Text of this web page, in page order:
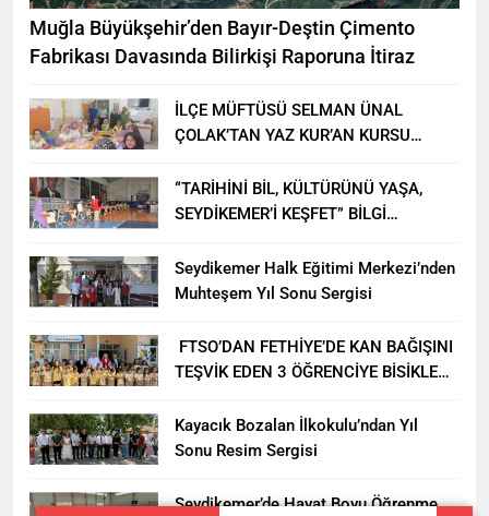
Muğla Büyükşehir’den Bayır-Deştin Çimento
Fabrikası Davasında Bilirkişi Raporuna İtiraz
İLÇE MÜFTÜSÜ SELMAN ÜNAL
ÇOLAK’TAN YAZ KUR’AN KURSU
“TARİHİNİ BİL, KÜLTÜRÜNÜ YAŞA,
SEYDİKEMER’İ KEŞFET” BİLGİ
Seydikemer Halk Eğitimi Merkezi’nden
Muhteşem Yıl Sonu Sergisi
FTSO’DAN FETHİYE’DE KAN BAĞIŞINI
TEŞVİK EDEN 3 ÖĞRENCİYE BİSİKLET
Kayacık Bozalan İlkokulu’ndan Yıl
Sonu Resim Sergisi
Seydikemer’de Hayat Boyu Öğrenme